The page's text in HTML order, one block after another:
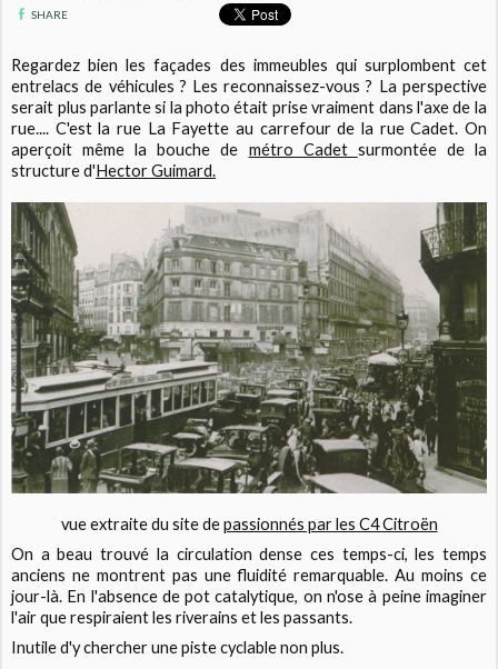
SHARE
Regardez bien les façades des immeubles qui surplombent cet
entrelacs de véhicules ? Les reconnaissez-vous ? La perspective
serait plus parlante si la photo était prise vraiment dans l'axe de la
rue.... C'est la rue La Fayette au carrefour de la rue Cadet. On
aperçoit même la bouche de métro Cadet surmontée de la
structure d'Hector Guimard.
vue extraite du site depassionnés par les C4 Citroën
On a beau trouvé la circulation dense ces temps-ci, les temps
anciens ne montrent pas une fluidité remarquable. Au moins ce
jour-là. En l'absence de pot catalytique, on n'ose à peine imaginer
l'air que respiraient les riverains et les passants.
Inutile d'y chercher une piste cyclable non plus.